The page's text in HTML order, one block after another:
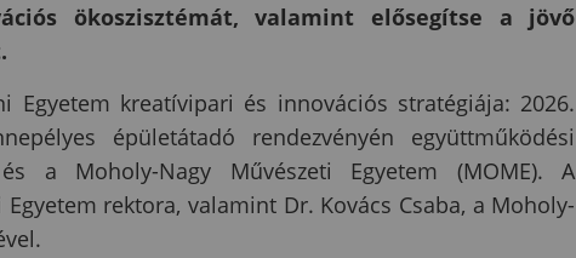
ökoszisztémát, valamint elősegítse a jövő
kreatívipari és innovációs stratégiája: 2026.
épületátadó rendezvényén együttműködési
a Moholy-Nagy Művészeti Egyetem (MOME). A
rektora, valamint Dr. Kovács Csaba, a Moholy-